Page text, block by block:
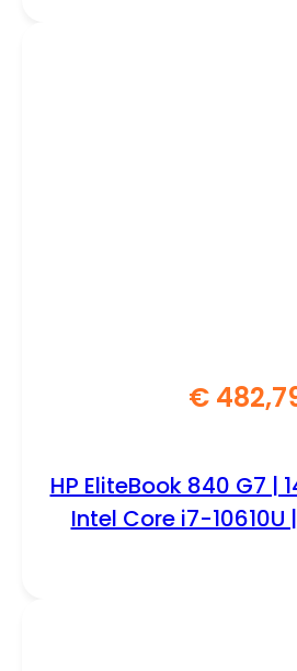
€
HP EliteBook 840 G7 |
Intel Core i7-10610U